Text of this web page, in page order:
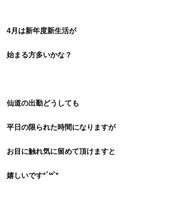
4月は新年度新生活が
始まる方多いかな？
仙道の出勤どうしても
平日の限られた時間になりますが
お目に触れ気に留めて頂けますと
嬉しいです*´꒳`*